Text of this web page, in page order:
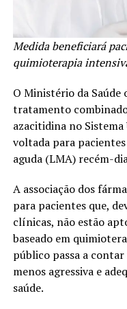
Medida beneficiará
quimioterapia
O Ministério da
tratamento
azacitidina no Sistema
voltada para
aguda (LMA) recém-
A associação dos
para pacientes que,
clínicas, não estão
baseado em
público passa a
menos agressiva e
saúde.